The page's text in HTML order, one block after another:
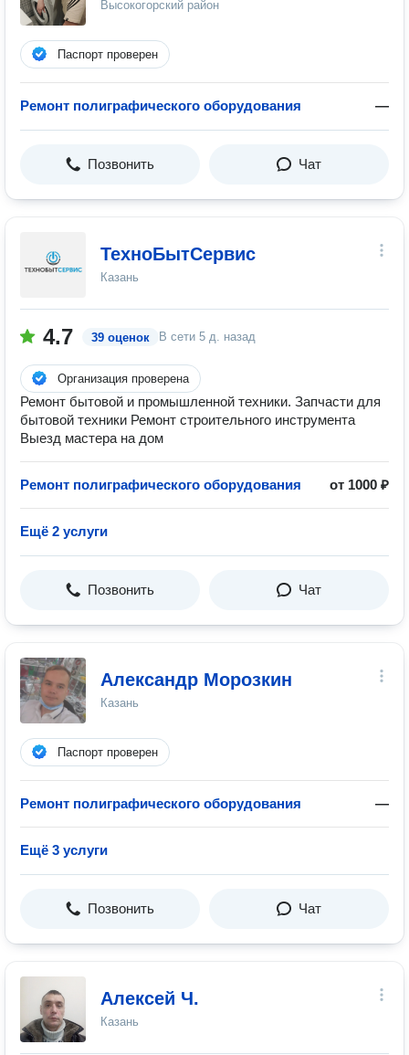
Высокогорский район
Паспорт проверен
Ремонт полиграфического оборудования —
Позвонить Чат
ТехноБытСервис
Казань
4.7 39 оценок В сети 5 д. назад
Организация проверена
Ремонт бытовой и промышленной техники. Запчасти для
бытовой техники Ремонт строительного инструмента
Выезд мастера на дом
Ремонт полиграфического оборудования от 1000 ₽
Ещё 2 услуги
Позвонить Чат
Александр Морозкин
Казань
Паспорт проверен
Ремонт полиграфического оборудования —
Ещё 3 услуги
Позвонить Чат
Алексей Ч.
Казань